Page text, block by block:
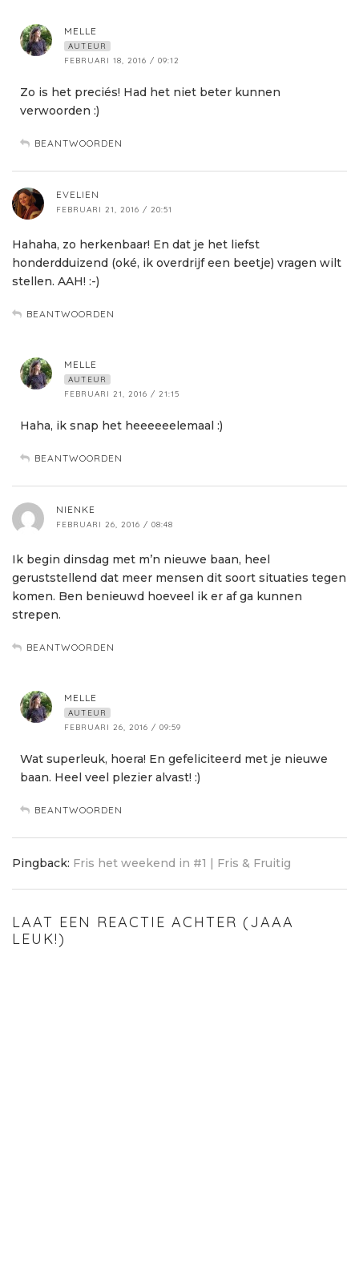
MELLE
AUTEUR
FEBRUARI 18, 2016 / 09:12
Zo is het preciés! Had het niet beter kunnen
verwoorden :)
BEANTWOORDEN
EVELIEN
FEBRUARI 21, 2016 / 20:51
Hahaha, zo herkenbaar! En dat je het liefst
honderdduizend (oké, ik overdrijf een beetje) vragen wilt
stellen. AAH! :-)
BEANTWOORDEN
MELLE
AUTEUR
FEBRUARI 21, 2016 / 21:15
Haha, ik snap het heeeeeelemaal :)
BEANTWOORDEN
NIENKE
FEBRUARI 26, 2016 / 08:48
Ik begin dinsdag met m’n nieuwe baan, heel
geruststellend dat meer mensen dit soort situaties tegen
komen. Ben benieuwd hoeveel ik er af ga kunnen
strepen.
BEANTWOORDEN
MELLE
AUTEUR
FEBRUARI 26, 2016 / 09:59
Wat superleuk, hoera! En gefeliciteerd met je nieuwe
baan. Heel veel plezier alvast! :)
BEANTWOORDEN
Pingback: Fris het weekend in #1 | Fris & Fruitig
LAAT EEN REACTIE ACHTER (JAAA
LEUK!)